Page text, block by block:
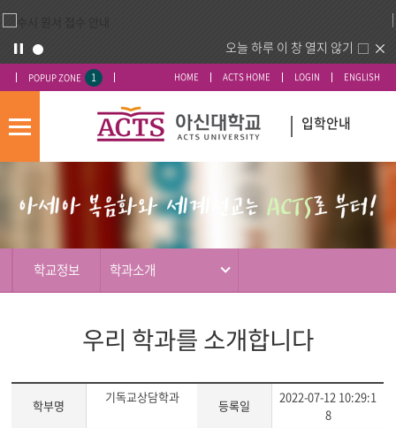
오늘 하루 이 창 열지 않기
POPUP ZONE 1 HOME ACTS HOME LOGIN ENGLISH
모
뉴
입학안내
학교정보 학과소개
우리 학과를 소개합니다
학부명
기독교상담학과
등록일
2022-07-12 10:29:1
8